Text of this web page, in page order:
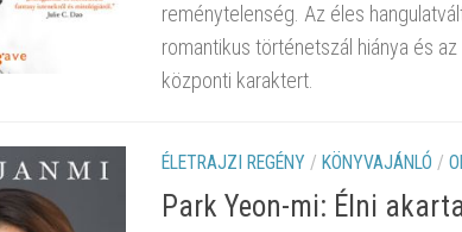
reménytelenség. Az éles
romantikus történetszál hiánya és
központi karaktert.
ÉLETRAJZI REGÉNY / KÖNYVAJÁNLÓ /
Park Yeon-mi: Élni